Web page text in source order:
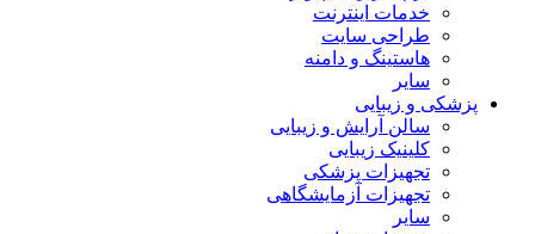
خدمات اینترنت
طراحی سایت
هاستینگ و دامنه
سایر
پزشکی و زیبایی
سالن آرایش و زیبایی
کلینیک زیبایی
تجهیزات پزشکی
تجهیزات آزمایشگاهی
سایر